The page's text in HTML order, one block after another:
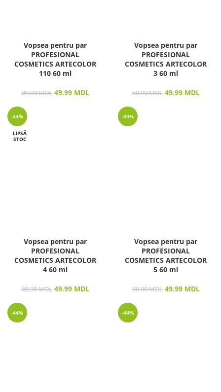
Vopsea pentru par
PROFESIONAL
COSMETICS ARTECOLOR
110 60 ml
88.90MDL 49.99 MDL
Vopsea pentru par
PROFESIONAL
COSMETICS ARTECOLOR
3 60 ml
88.90MDL 49.99 MDL
-44%
LIPSĂ
STOC
Vopsea pentru par
PROFESIONAL
COSMETICS ARTECOLOR
4 60 ml
88.90MDL 49.99 MDL
-44%
Vopsea pentru par
PROFESIONAL
COSMETICS ARTECOLOR
5 60 ml
88.90MDL 49.99 MDL
-44% -44%